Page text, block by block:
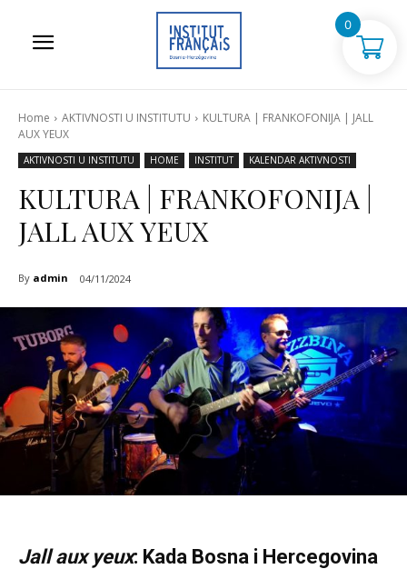
Home AKTIVNOSTI U INSTITUTU
KULTURA | FRANKOFONIJA | JALL
AUX YEUX
AKTIVNOSTI U INSTITUTU HOME INSTITUT KALENDAR AKTIVNOSTI
KULTURA | FRANKOFONIJA |
JALL AUX YEUX
By admin 04/11/2024
Jall aux yeux: Kada Bosna i Hercegovina
0